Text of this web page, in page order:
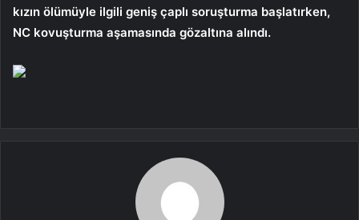
kızın ölümüyle ilgili geniş çaplı soruşturma başlatırken,
NC kovuşturma aşamasında gözaltına alındı.